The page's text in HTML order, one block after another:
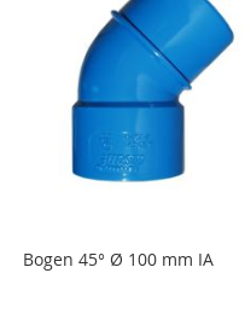
Bogen 45° Ø 100 mm IA